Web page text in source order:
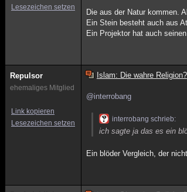
Lesezeichen setzen
Die aus der Natur kommen.
Ein Stein besteht auch aus
Ein Projektor hat auch
Repulsor
ehemaliges Mitglied
Link kopieren
Lesezeichen setzen
Islam: Die wahre Religion?
@interrobang
interrobang schrieb:
ich sagte ja das es ein
Ein blöder Vergleich, der